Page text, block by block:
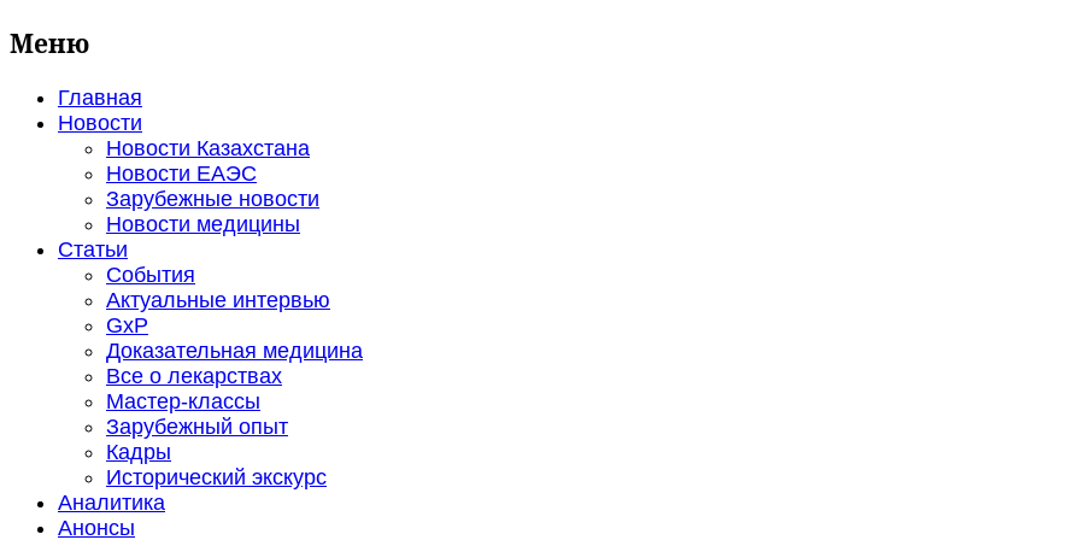
Меню
Главная
Новости
Новости Казахстана
Новости ЕАЭС
Зарубежные новости
Новости медицины
Статьи
События
Актуальные интервью
GxP
Доказательная медицина
Все о лекарствах
Мастер-классы
Зарубежный опыт
Кадры
Исторический экскурс
Аналитика
Анонсы